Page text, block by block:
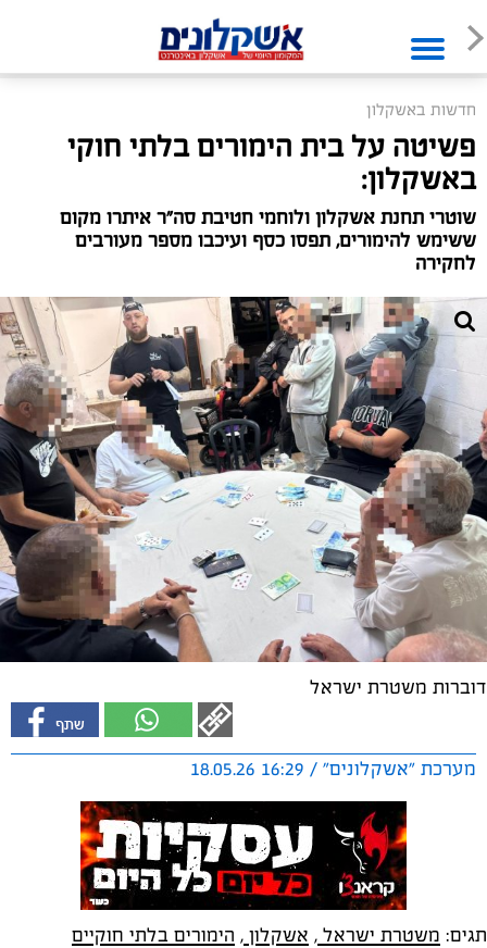
חדשות באשקלון
פשיטה על בית הימורים בלתי חוקי
באשקלון:
שוטרי תחנת אשקלון ולוחמי חטיבת סה"ר איתרו מקום
ששימש להימורים, תפסו כסף ועיכבו מספר מעורבים
לחקירה
דוברות משטרת ישראל
מערכת "אשקלונים" / 16:29 18.05.26
תגים: משטרת ישראל , אשקלון , הימורים בלתי חוקיים